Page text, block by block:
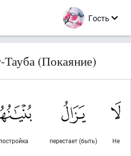
Гость
(Покаяние)
Не
перестает (быть)